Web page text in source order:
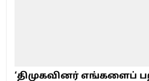
‘திமுகவினர் எங்களைப்